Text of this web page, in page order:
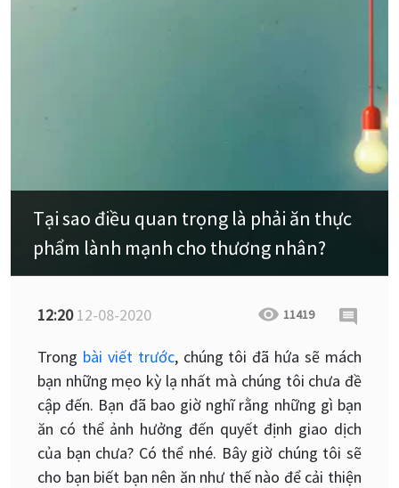
Tại sao điều quan trọng là phải ăn thực
phẩm lành mạnh cho thương nhân?
12:2012-08-2020 11419
Trong bài viết trước, chúng tôi đã hứa sẽ mách
bạn những mẹo kỳ lạ nhất mà chúng tôi chưa đề
cập đến. Bạn đã bao giờ nghĩ rằng những gì bạn
ăn có thể ảnh hưởng đến quyết định giao dịch
của bạn chưa? Có thể nhé. Bây giờ chúng tôi sẽ
cho bạn biết bạn nên ăn như thế nào để cải thiện